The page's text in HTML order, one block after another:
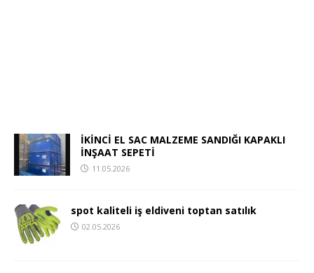
İKİNCİ EL SAC MALZEME SANDIĞI KAPAKLI
İNŞAAT SEPETİ
11.05.2026
spot kaliteli iş eldiveni toptan satılık
02.05.2026